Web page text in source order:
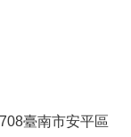
臺南市安平區